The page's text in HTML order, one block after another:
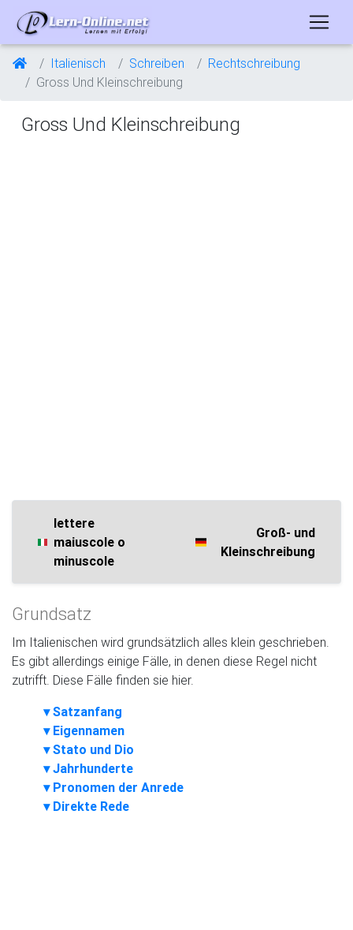
Italienisch Schreiben
Rechtschreibung
Gross Und Kleinschreibung
Gross Und Kleinschreibung
lettere
maiuscole o
minuscole
Groß- und
Kleinschreibung
Grundsatz
Im Italienischen wird grundsätzlich alles klein geschrieben.
Es gibt allerdings einige Fälle, in denen diese Regel nicht
zutrifft. Diese Fälle finden sie hier.
Satzanfang
Eigennamen
Stato und Dio
Jahrhunderte
Pronomen der Anrede
Direkte Rede